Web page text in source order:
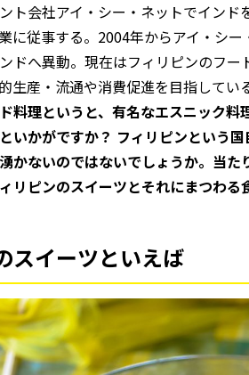
ト会社アイ・シー・ネットでイン
に従事する。2004年からアイ・シ
ドへ異動。現在はフィリピンのフ
生産・流通や消費促進を目指してい
料理というと、有名なエスニック
いかがですか？ フィリピンという
かないのではないでしょうか。当
リピンのスイーツとそれにまつわる
スイーツといえば